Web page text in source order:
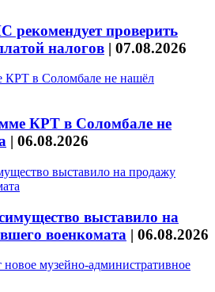
рекомендует проверить
налогов | 07.08.2026
КРТ в Соломбале не
| 06.08.2026
выставило на
военкомата | 06.08.2026